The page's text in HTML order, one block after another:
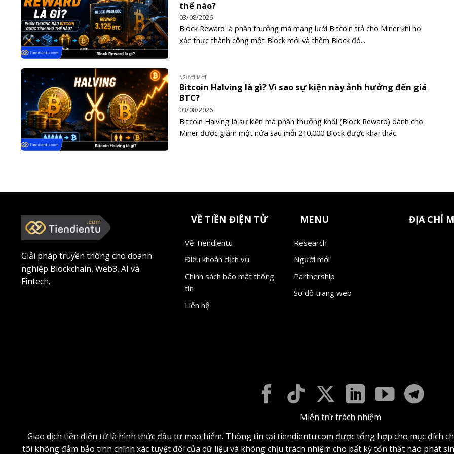
thế nào?
03/08/2026
Block Reward là phần thưởng mà mạng lưới Bitcoin trả cho Miner khi họ
xác thực thành công một Block mới và thêm Block đó...
NGƯỜI MỚI
Bitcoin Halving là gì? Vì sao sự kiện này ảnh hưởng đến giá
BTC?
03/08/2026
Bitcoin Halving là sự kiện mà phần thưởng khối (Block Reward) dành cho
Miner được giảm một nửa sau mỗi 210.000 Block được khai thác.
Giải pháp truyền thông cho doanh
nghiệp Blockchain, Web3, AI và
Fintech.
VỀ TIỀN ĐIỆN TỬ
Về Tiendientu
Điều khoản dịch vụ
Chính sách bảo mật thông
tin
Liên hệ
MENU
Research
Người mới
Partnership
Sơ đồ trang web
ĐỊA CHỈ
Miễn trừ trách nhiệm
Giao dịch tiền điện tử là hình thức đầu tư mạo hiểm. Thông tin tại tiendientu.com được tổng hợp cho mục đích
tôi không đảm bảo tính chính xác tuyệt đối của dữ liệu và không chịu trách nhiệm cho bất kỳ tổn thất nào phát